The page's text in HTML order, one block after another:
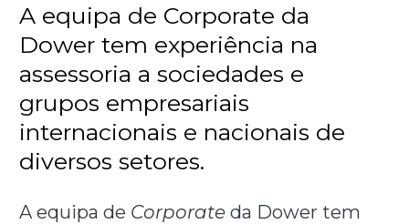
A equipa de Corporate da
Dower tem experiência na
assessoria a sociedades e
grupos empresariais
internacionais e nacionais de
diversos setores.
A equipa de Corporateda Dower tem